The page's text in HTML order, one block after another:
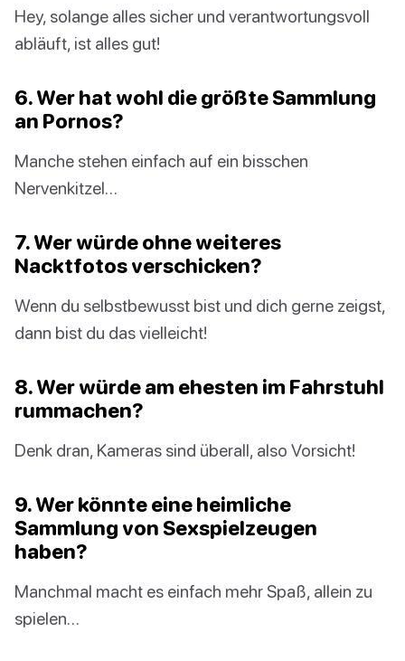
Hey, solange alles sicher und verantwortungsvoll
abläuft, ist alles gut!
6. Wer hat wohl die größte Sammlung
an Pornos?
Manche stehen einfach auf ein bisschen
Nervenkitzel…
7. Wer würde ohne weiteres
Nacktfotos verschicken?
Wenn du selbstbewusst bist und dich gerne zeigst,
dann bist du das vielleicht!
8. Wer würde am ehesten im Fahrstuhl
rummachen?
Denk dran, Kameras sind überall, also Vorsicht!
9. Wer könnte eine heimliche
Sammlung von Sexspielzeugen
haben?
Manchmal macht es einfach mehr Spaß, allein zu
spielen…